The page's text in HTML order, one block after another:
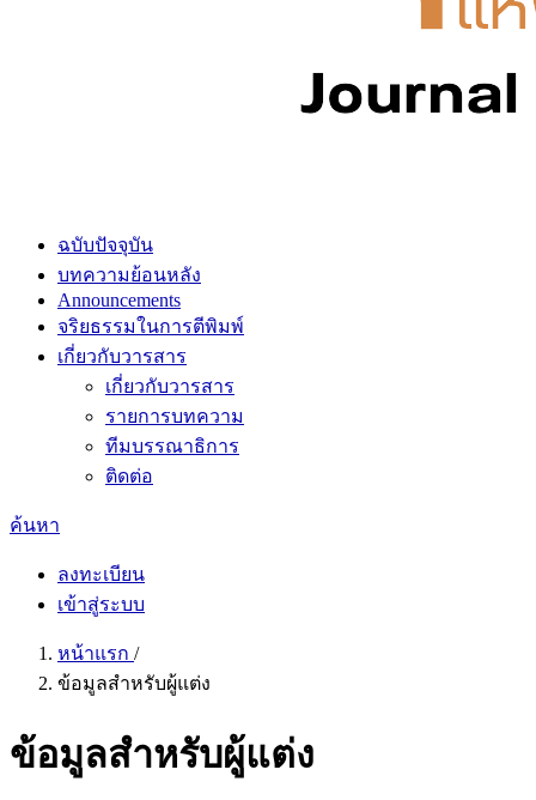
ฉบับปัจจุบัน
บทความย้อนหลัง
Announcements
จริยธรรมในการตีพิมพ์
เกี่ยวกับวารสาร
เกี่ยวกับวารสาร
รายการบทความ
ทีมบรรณาธิการ
ติดต่อ
ค้นหา
ลงทะเบียน
เข้าสู่ระบบ
หน้าแรก /
ข้อมูลสำหรับผู้แต่ง
ข้อมูลสำหรับผู้แต่ง